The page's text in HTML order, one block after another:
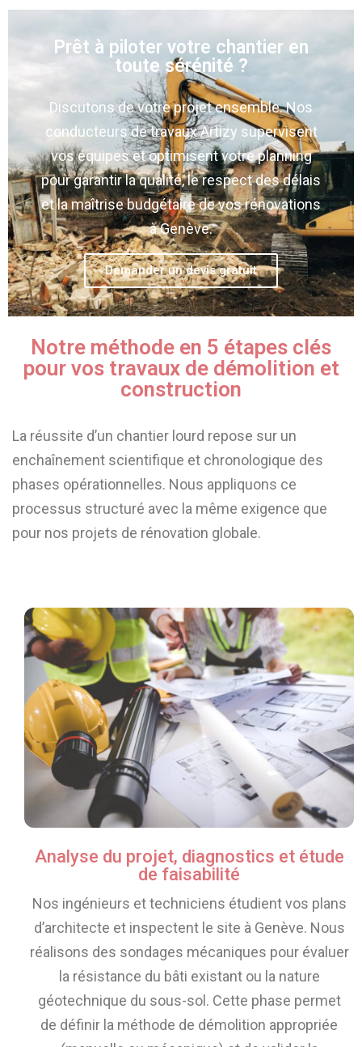
Prêt à piloter votre chantier en
toute sérénité ?
Discutons de votre projet ensemble. Nos
conducteurs de travaux Artizy supervisent
vos équipes et optimisent votre planning
pour garantir la qualité, le respect des délais
et la maîtrise budgétaire de vos rénovations
à Genève.
Demander un devis gratuit
Notre méthode en 5 étapes clés
pour vos travaux de démolition et
construction
La réussite d’un chantier lourd repose sur un
enchaînement scientifique et chronologique des
phases opérationnelles. Nous appliquons ce
processus structuré avec la même exigence que
pour nos projets de rénovation globale.
Analyse du projet, diagnostics et étude
de faisabilité
Nos ingénieurs et techniciens étudient vos plans
d’architecte et inspectent le site à Genève. Nous
réalisons des sondages mécaniques pour évaluer
la résistance du bâti existant ou la nature
géotechnique du sous-sol. Cette phase permet
de définir la méthode de démolition appropriée